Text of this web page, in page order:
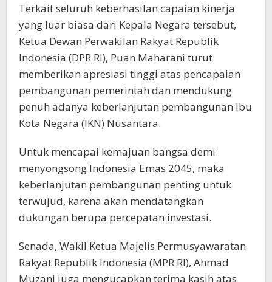
Terkait seluruh keberhasilan capaian kinerja
yang luar biasa dari Kepala Negara tersebut,
Ketua Dewan Perwakilan Rakyat Republik
Indonesia (DPR RI), Puan Maharani turut
memberikan apresiasi tinggi atas pencapaian
pembangunan pemerintah dan mendukung
penuh adanya keberlanjutan pembangunan Ibu
Kota Negara (IKN) Nusantara.
Untuk mencapai kemajuan bangsa demi
menyongsong Indonesia Emas 2045, maka
keberlanjutan pembangunan penting untuk
terwujud, karena akan mendatangkan
dukungan berupa percepatan investasi.
Senada, Wakil Ketua Majelis Permusyawaratan
Rakyat Republik Indonesia (MPR RI), Ahmad
Muzani juga mengucapkan terima kasih atas